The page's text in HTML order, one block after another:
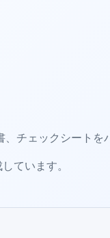
チェックシートを
ています。